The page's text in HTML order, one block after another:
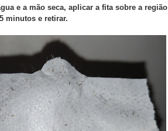
e a mão seca, aplicar a fita sobre a região
minutos e retirar.